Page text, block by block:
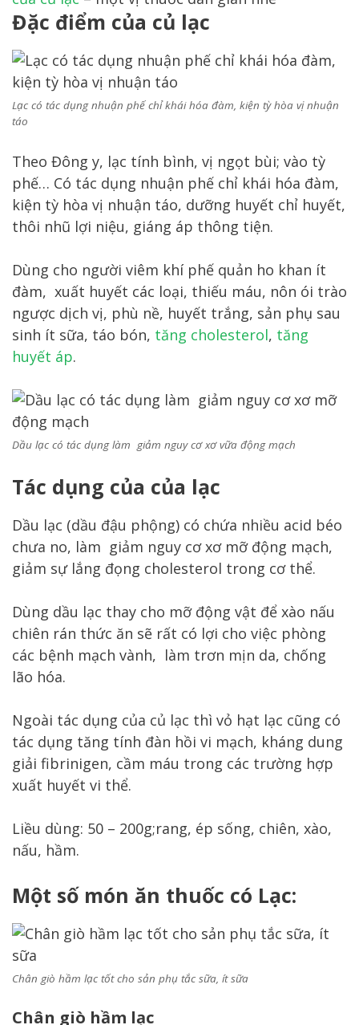
Đặc điểm của củ lạc
Lạc có tác dụng nhuận phế chỉ khái hóa đàm, kiện tỳ hòa vị nhuận
táo
Theo Đông y, lạc tính bình, vị ngọt bùi; vào tỳ
phế… Có tác dụng nhuận phế chỉ khái hóa đàm,
kiện tỳ hòa vị nhuận táo, dưỡng huyết chỉ huyết,
thôi nhũ lợi niệu, giáng áp thông tiện.
Dùng cho người viêm khí phế quản ho khan ít
đàm, xuất huyết các loại, thiếu máu, nôn ói trào
ngược dịch vị, phù nề, huyết trắng, sản phụ sau
sinh ít sữa, táo bón, tăng cholesterol, tăng
huyết áp.
Dầu lạc có tác dụng làm giảm nguy cơ xơ vữa động mạch
Tác dụng của của lạc
Dầu lạc (dầu đậu phộng) có chứa nhiều acid béo
chưa no, làm giảm nguy cơ xơ mỡ động mạch,
giảm sự lắng đọng cholesterol trong cơ thể.
Dùng dầu lạc thay cho mỡ động vật để xào nấu
chiên rán thức ăn sẽ rất có lợi cho việc phòng
các bệnh mạch vành, làm trơn mịn da, chống
lão hóa.
Ngoài tác dụng của củ lạc thì vỏ hạt lạc cũng có
tác dụng tăng tính đàn hồi vi mạch, kháng dung
giải fibrinigen, cầm máu trong các trường hợp
xuất huyết vi thể.
Liều dùng: 50 – 200g;rang, ép sống, chiên, xào,
nấu, hầm.
Một số món ăn thuốc có Lạc:
Chân giò hầm lạc tốt cho sản phụ tắc sữa, ít sữa
Chân giò hầm lạc